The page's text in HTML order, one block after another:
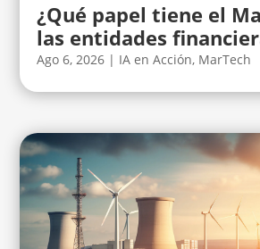
¿Qué papel tiene el
las entidades
Ago 6, 2026 | IA en Acción, MarTech